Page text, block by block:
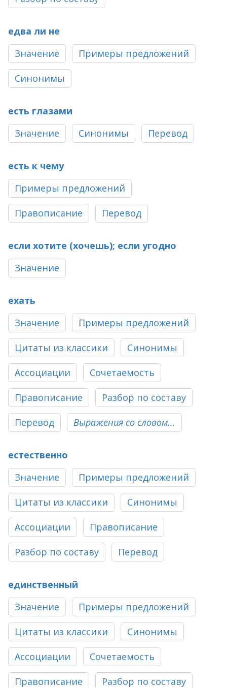
едва ли не
Значение
Примеры предложений
Синонимы
есть глазами
Значение
Синонимы Перевод
есть к чему
Примеры предложений
Правописание Перевод
если хотите (хочешь); если угодно
Значение
ехать
Значение
Примеры предложений
Цитаты из классики Синонимы
Ассоциации Сочетаемость
Правописание Разбор по составу
Перевод Выражения со словом...
естественно
Значение
Примеры предложений
Цитаты из классики Синонимы
Ассоциации Правописание
Разбор по составу Перевод
единственный
Значение
Примеры предложений
Цитаты из классики Синонимы
Ассоциации Сочетаемость
Правописание Разбор по составу